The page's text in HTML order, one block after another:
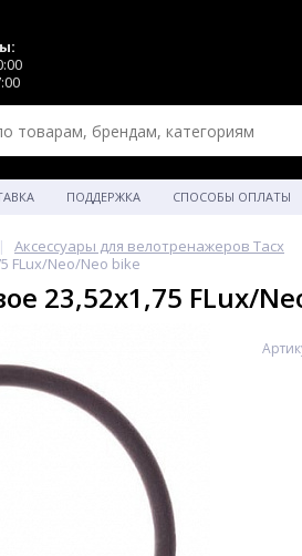
ПОДДЕРЖКА СПОСОБЫ ОПЛАТЫ
Аксессуары для велотренажеров Tacx
FLux/Neo/Neo bike
23,52x1,75 FLux/